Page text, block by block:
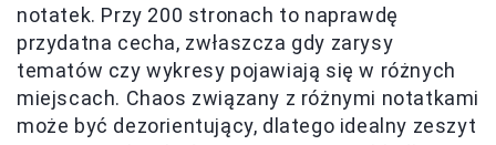
notatek. Przy 200 stronach to naprawdę
przydatna cecha, zwłaszcza gdy zarysy
tematów czy wykresy pojawiają się w różnych
miejscach. Chaos związany z różnymi notatkami
może być dezorientujący, dlatego idealny zeszyt